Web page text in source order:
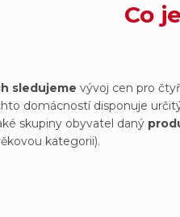
Co
sledujeme vývoj cen pro
domácností disponuje
skupiny obyvatel daný
kategorii).